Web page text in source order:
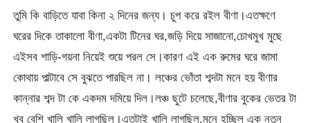
তুমি কি বাড়িতে যাবা কিনা ২ দিনের জন্য। চুপ করে রইল বীণা।এতক্ষণে
ঘরের দিকে তাকালো বীণা,একটা টিনের ঘর,জড়ি দিয়ে সাজানো,চোখমুখ মুছে
এইসব শাড়ি-গয়না নিয়েই শুয়ে পরল সে।কারণ এই এক রুমের ঘরে জামা
কোথায় পাল্টাবে সে বুঝতে পারছিল না। লঞ্চের ভোঁতা শব্দটা মনে হয় বীণার
কান্নার শব্দ টা কে একদম দমিয়ে দিল।লঞ্চ ছুটে চলেছে,বীণার বুকের ভেতর টা
খুব বেশি খালি খালি লাগছিল।এতটাই খালি লাগছিল,মনে হচ্ছিল এক নতুন